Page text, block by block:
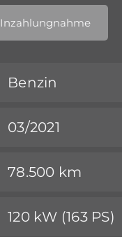
Inzahlungnahme
Benzin
03/2021
78.500 km
120 kW (163 PS)